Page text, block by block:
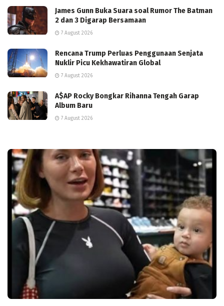
James Gunn Buka Suara soal Rumor The Batman
2 dan 3 Digarap Bersamaan
7 August 2026
Rencana Trump Perluas Penggunaan Senjata
Nuklir Picu Kekhawatiran Global
7 August 2026
A$AP Rocky Bongkar Rihanna Tengah Garap
Album Baru
7 August 2026